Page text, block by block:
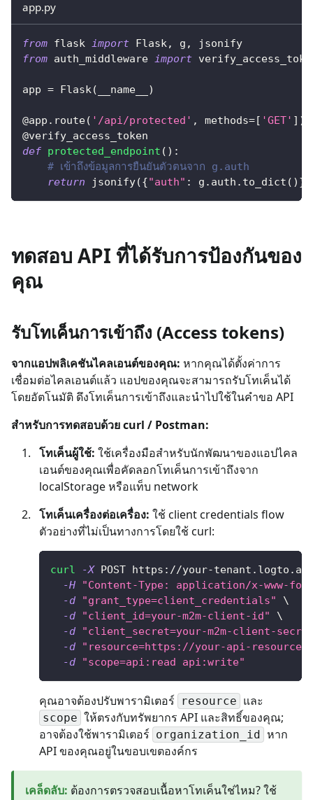
app.py
from flask import Flask , g ,
jsonify
from auth_middleware import
app = Flask ( __name__ )
@app . route( '/api/protected' , methods=[ 'GET' ] )
@verify_access_token
def protected_endpoint ( ) :
# เข้าถึงข้อมูลการยืนยันตัวตนจาก g.auth
return jsonify({"auth" : g . auth . to_dict ( ) }
ทดสอบ API ที่ได้รับการป้องกันของ
คุณ
รับโทเค็นการเข้าถึง (Access tokens)
จากแอปพลิเคชันไคลเอนต์ของคุณ: หากคุณได้ตั้งค่าการ
เชื่อมต่อไคลเอนต์แล้ว แอปของคุณจะสามารถรับโทเค็นได้
โดยอัตโนมัติ ดึงโทเค็นการเข้าถึงและนำไปใช้ในคำขอ API
สำหรับการทดสอบด้วย curl / Postman:
โทเค็นผู้ใช้: ใช้เครื่องมือสำหรับนักพัฒนาของแอปไคล
เอนต์ของคุณเพื่อคัดลอกโทเค็นการเข้าถึงจาก
localStorage หรือแท็บ network
โทเค็นเครื่องต่อเครื่อง: ใช้ client credentials flow
ตัวอย่างที่ไม่เป็นทางการโดยใช้ curl:
curl -X POST https://your-
-H
"Content-Type: application/x-www-
-d
"grant_type=client_credentials"
\
-d
"client_id=your-m2m-client-id"
\
-d
"client_secret=your-m2m-client-
-d
"resource=https://your-api-
-d
"scope=api:read api:write"
คุณอาจต้องปรับพารามิเตอร์ resource และ
scope ให้ตรงกับทรัพยากร API และสิทธิ์ของคุณ;
อาจต้องใช้พารามิเตอร์ organization_id
หาก
API ของคุณอยู่ในขอบเขตองค์กร
เคล็ดลับ: ต้องการตรวจสอบเนื้อหาโทเค็นใช่ไหม? ใช้